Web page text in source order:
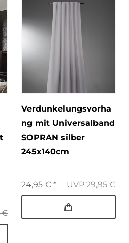
€
Verdunkelungsvorha
ng mit Universalband
SOPRAN silber
245x140cm
UVP 29,95 €
24,95 € *